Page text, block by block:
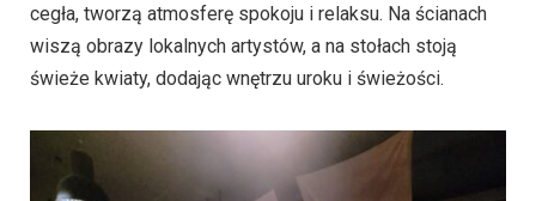
cegła, tworzą atmosferę spokoju i relaksu. Na ścianach
wiszą obrazy lokalnych artystów, a na stołach stoją
świeże kwiaty, dodając wnętrzu uroku i świeżości.